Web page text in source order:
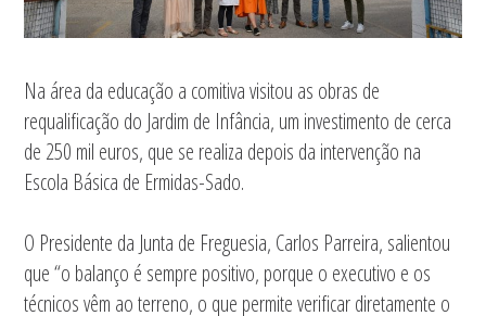
Na área da educação a comitiva visitou as obras de
requalificação do Jardim de Infância, um investimento de cerca
de 250 mil euros, que se realiza depois da intervenção na
Escola Básica de Ermidas-Sado.
O Presidente da Junta de Freguesia, Carlos Parreira, salientou
que “o balanço é sempre positivo, porque o executivo e os
técnicos vêm ao terreno, o que permite verificar diretamente o